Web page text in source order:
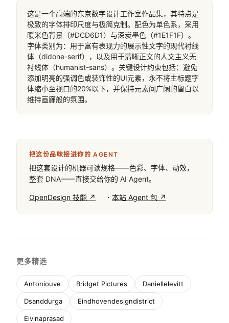
这是一个高端的东京数字设计工作室作品集，其特点是
极致的字体排印尺度与极简克制。配色为单色系，采用
暖米色背景（#DCD6D1）与深炭墨色（#1E1F1F）。
字体类别为：用于富有表现力的展示性文字的现代衬线
体（didone-serif），以及用于清晰正文的人文主义无
衬线体（humanist-sans）。关键设计约束包括：避免
添加明亮的强调色或装饰性的UI元素，永不将主标题字
体缩小至视口的20%以下，并保持元素间广阔的留白以
维持画廊般的氛围。
把这份品味接进你的 AGENT
把这套设计的机器可读规格——色彩、字体、动效，
整套 DNA——直接交给你的 AI Agent。
OpenDesign 技能 ↗ · 本站 Agent 包 ↗
更多精选
Antoniouve Bridget Pictures Daniellelevitt
Dsanddurga Eindhovendesigndistrict
Elvinaprasad